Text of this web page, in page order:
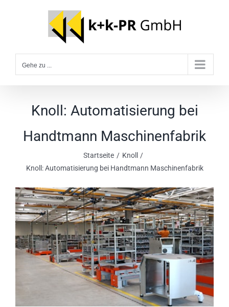
Gehe zu ...
Knoll: Automatisierung bei
Handtmann Maschinenfabrik
Startseite
Knoll
Knoll: Automatisierung bei Handtmann Maschinenfabrik